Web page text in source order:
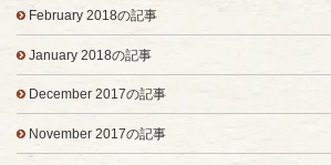
February 2018の記事
January 2018の記事
December 2017の記事
November 2017の記事